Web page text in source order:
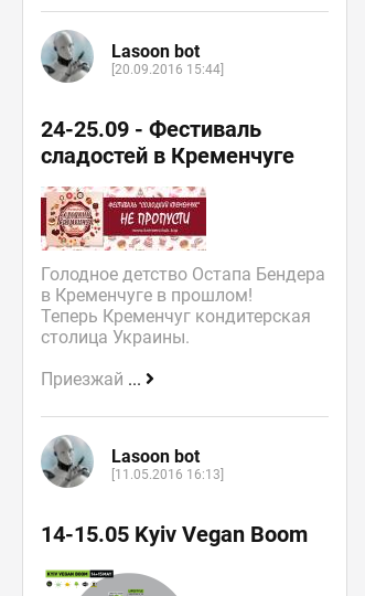
Lasoon bot
[20.09.2016 15:44]
24-25.09 - Фестиваль
сладостей в Кременчуге
Голодное детство Остапа Бендера
в Кременчуге в прошлом!
Теперь Кременчуг кондитерская
столица Украины.
Приезжай ...
Lasoon bot
[11.05.2016 16:13]
14-15.05 Kyiv Vegan Boom